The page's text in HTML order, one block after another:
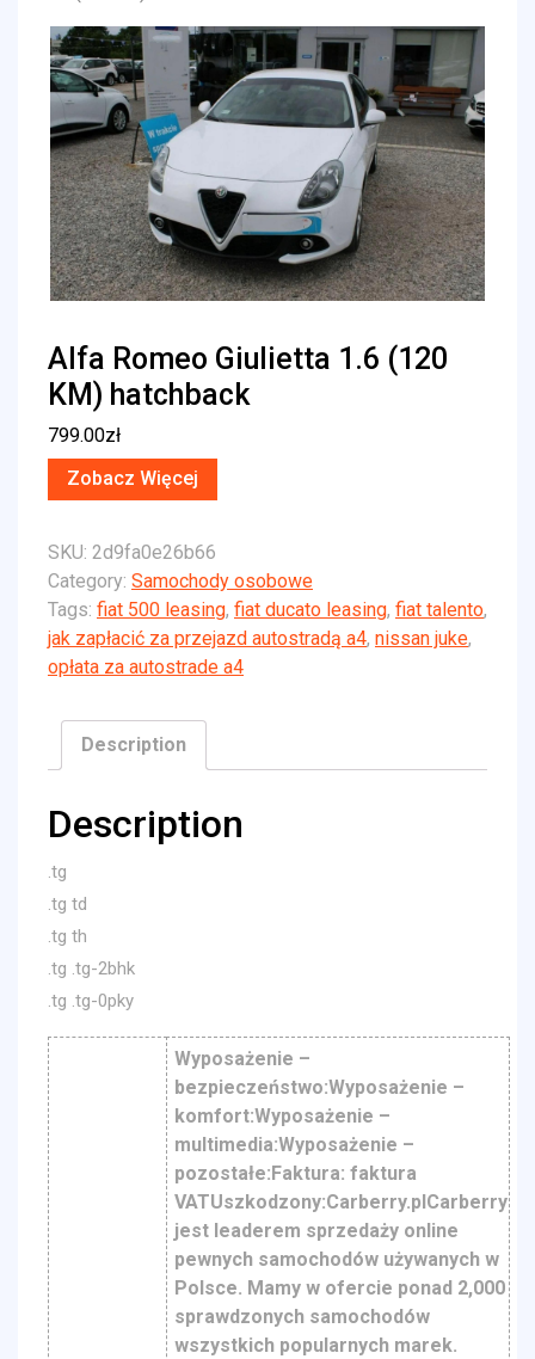
Alfa Romeo Giulietta 1.6 (120
KM) hatchback
799.00zł
Zobacz Więcej
SKU: 2d9fa0e26b66
Category: Samochody osobowe
Tags: fiat 500 leasing, fiat ducato leasing, fiat talento,
jak zapłacić za przejazd autostradą a4, nissan juke,
opłata za autostrade a4
Description
Description
.tg
.tg td
.tg th
.tg .tg-2bhk
.tg .tg-0pky
Wyposażenie –
bezpieczeństwo:Wyposażenie –
komfort:Wyposażenie –
multimedia:Wyposażenie –
pozostałe:Faktura: faktura
VATUszkodzony:Carberry.plCarberry
jest leaderem sprzedaży online
pewnych samochodów używanych w
Polsce. Mamy w ofercie ponad 2,000
sprawdzonych samochodów
wszystkich popularnych marek.